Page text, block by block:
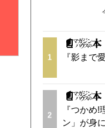
1 『影まで
2
『つかめ
ン」が身